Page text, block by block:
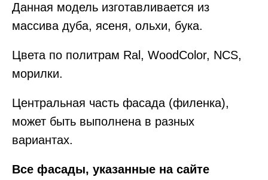
Данная модель изготавливается из
массива дуба, ясеня, ольхи, бука.
Цвета по политрам Ral, WoodColor, NCS,
морилки.
Центральная часть фасада (филенка),
может быть выполнена в разных
вариантах.
Все фасады, указанные на сайте